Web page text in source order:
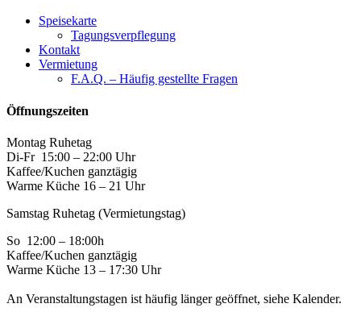
Speisekarte
Tagungsverpflegung
Kontakt
Vermietung
F.A.Q. – Häufig gestellte Fragen
Öffnungszeiten
Montag Ruhetag
Di-Fr 15:00 – 22:00 Uhr
Kaffee/Kuchen ganztägig
Warme Küche 16 – 21 Uhr
Samstag Ruhetag (Vermietungstag)
So 12:00 – 18:00h
Kaffee/Kuchen ganztägig
Warme Küche 13 – 17:30 Uhr
An Veranstaltungstagen ist häufig länger geöffnet, siehe Kalender.